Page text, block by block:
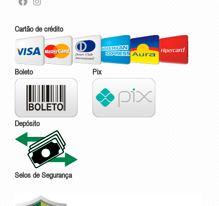
Cartão de crédito
Boleto Pix
Depósito
Selos de Segurança